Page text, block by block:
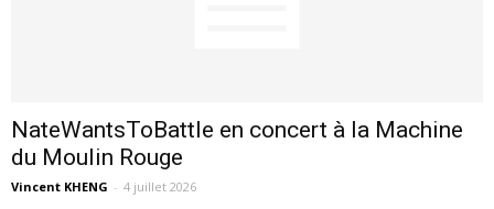
NateWantsToBattle en concert à la Machine
du Moulin Rouge
Vincent KHENG - 4 juillet 2026